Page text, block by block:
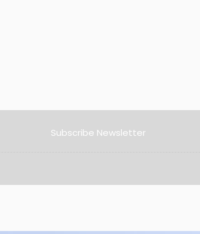
Subscribe Newsletter